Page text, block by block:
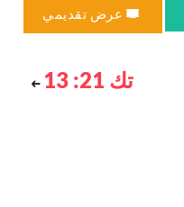
عرض تقديمي
تك 21: 13